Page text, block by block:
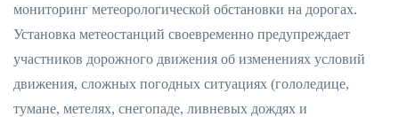
мониторинг метеорологической обстановки на дорогах.
Установка метеостанций своевременно предупреждает
участников дорожного движения об изменениях условий
движения, сложных погодных ситуациях (гололедице,
тумане, метелях, снегопаде, ливневых дождях и